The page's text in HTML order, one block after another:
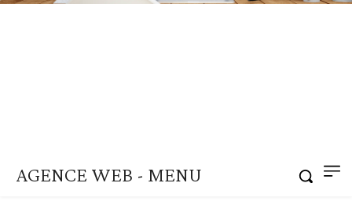
AGENCE WEB - MENU